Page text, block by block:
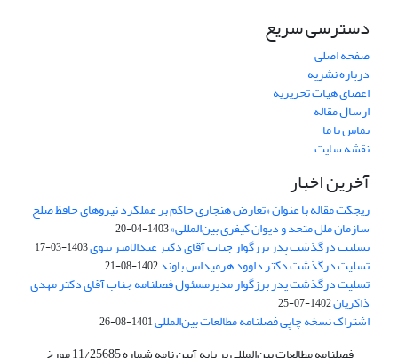
دسترسی سریع
صفحه اصلی
درباره نشریه
اعضای هیات تحریریه
ارسال مقاله
تماس با ما
نقشه سایت
آخرین اخبار
ریجکت مقاله با عنوان «تعارض هنجاری حاکم بر عملکرد نیروهای حافظ صلح
سازمان ملل متحد و دیوان کیفری بین‌المللی»1403-04-20
تسلیت درگذشت پدر بزرگوار جناب آقای دکتر عبدالامیر نبوی1403-03-17
تسلیت درگذشت دکتر داوود هرمیداس باوند1402-08-21
تسلیت درگذشت پدر برزگوار مدیرمسئول فصلنامه جناب آقای دکتر مهدی
ذاکریان1402-07-25
اشتراک نسخه چاپی فصلنامه مطالعات بین‌المللی1401-08-26